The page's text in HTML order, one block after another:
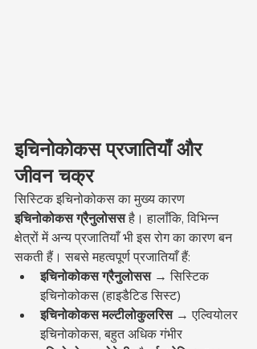
इचिनोकोकस प्रजातियाँ और
जीवन चक्र
सिस्टिक इचिनोकोकस का मुख्य कारण
इचिनोकोकस ग्रैनुलोसस है। हालाँकि, विभिन्न
क्षेत्रों में अन्य प्रजातियाँ भी इस रोग का कारण बन
सकती हैं। सबसे महत्वपूर्ण प्रजातियाँ हैं:
इचिनोकोकस ग्रैनुलोसस → सिस्टिक
इचिनोकोकस (हाइडैटिड सिस्ट)
इचिनोकोकस मल्टीलोकुलरिस → एल्वियोलर
इचिनोकोकस, बहुत अधिक गंभीर